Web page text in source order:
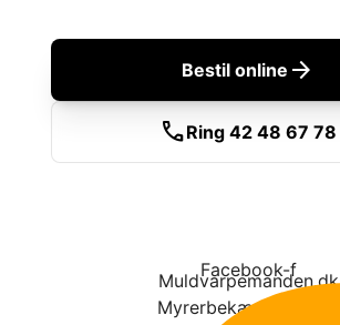
Bestil online arrow_forward
callRing 42 48 67 78
Muldvarpemanden.dk
Myrerbekæmpelse.dk
Facebook-f